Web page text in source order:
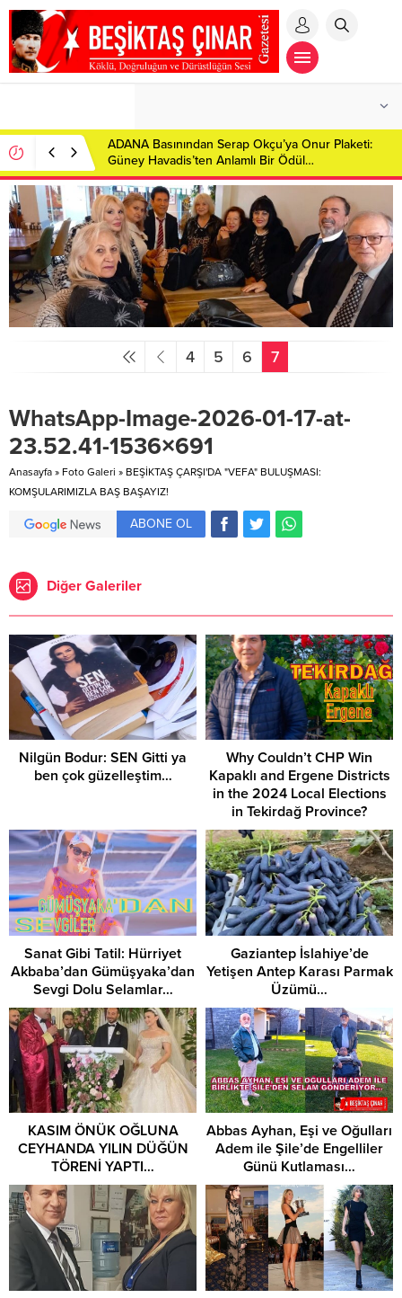
ADANA Basınından Serap Okçu’ya Onur Plaketi:
Güney Havadis’ten Anlamlı Bir Ödül…
4 5 6 7
WhatsApp-Image-2026-01-17-at-
23.52.41-1536×691
Anasayfa » Foto Galeri » ​BEŞİKTAŞ ÇARŞI'DA "VEFA" BULUŞMASI:
KOMŞULARIMIZLA BAŞ BAŞAYIZ!
ABONE OL
Diğer Galeriler
Nilgün Bodur: SEN Gitti ya
ben çok güzelleştim…
Why Couldn’t CHP Win
Kapaklı and Ergene Districts
in the 2024 Local Elections
in Tekirdağ Province?
Sanat Gibi Tatil: Hürriyet
Akbaba’dan Gümüşyaka’dan
Sevgi Dolu Selamlar…
Gaziantep İslahiye’de
Yetişen Antep Karası Parmak
Üzümü…
KASIM ÖNÜK OĞLUNA
CEYHANDA YILIN DÜĞÜN
TÖRENİ YAPTI…
Abbas Ayhan, Eşi ve Oğulları
Adem ile Şile’de Engelliler
Günü Kutlaması…